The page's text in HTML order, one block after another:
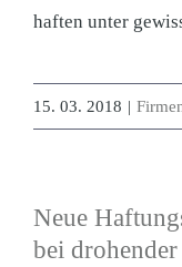
haften unter
15. 03. 2018 |
Neue
bei